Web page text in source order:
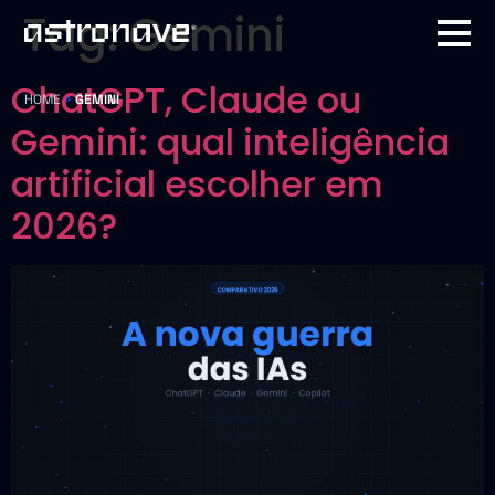
HOME>GEMINI
Tag:Gemini
ChatGPT, Claude ou
Gemini: qual inteligência
artificial escolher em
2026?